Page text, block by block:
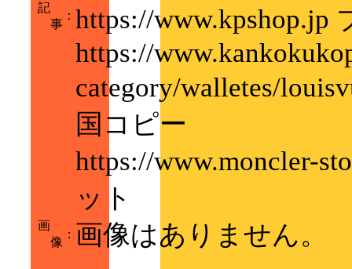
記
事
： https://www.kpshop.jp
https://
category/walletes/
国コピー
https://www.moncler-
ット
画
像
： 画像はありません。